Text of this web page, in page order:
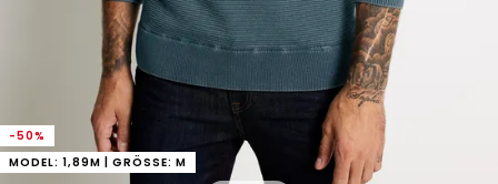
-50%
MODEL: 1,89M | GRÖSSE: M